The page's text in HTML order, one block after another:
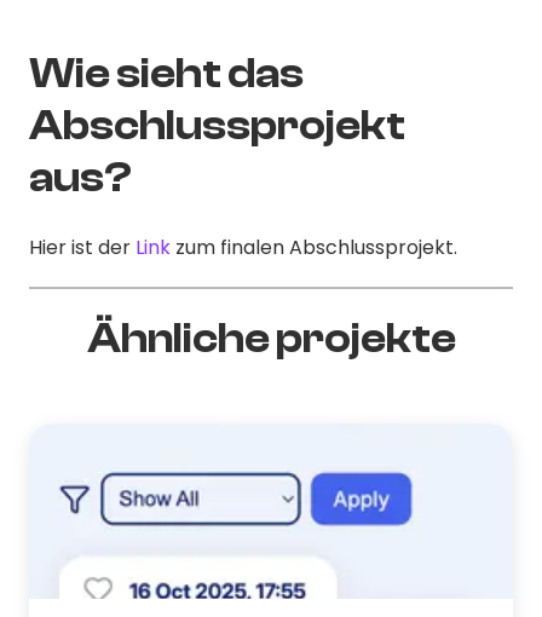
Wie sieht das
Abschlussprojekt
aus?
Hier ist der Link zum finalen Abschlussprojekt.
Ähnliche projekte